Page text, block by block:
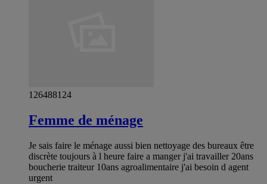
126488124
Femme de ménage
Je sais faire le ménage aussi bien nettoyage des bureaux être
discrète toujours à l heure faire a manger j'ai travailler 20ans
boucherie traiteur 10ans agroalimentaire j'ai besoin d agent
urgent